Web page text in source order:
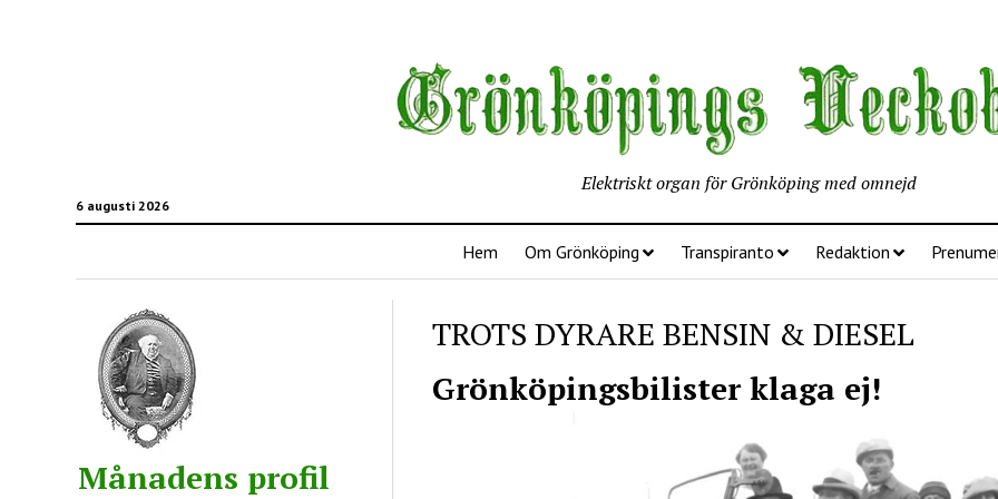
6 augusti 2026
Elektriskt organ för Grönköping med omnejd
Hem Om Grönköping Transpiranto Redaktion
Månadens profil
TROTS DYRARE BENSIN & DIESEL
Grönköpingsbilister klaga ej!